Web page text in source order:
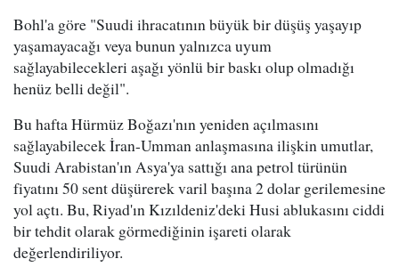
Bohl'a göre "Suudi ihracatının büyük bir düşüş yaşayıp
yaşamayacağı veya bunun yalnızca uyum
sağlayabilecekleri aşağı yönlü bir baskı olup olmadığı
henüz belli değil".
Bu hafta Hürmüz Boğazı'nın yeniden açılmasını
sağlayabilecek İran-Umman anlaşmasına ilişkin umutlar,
Suudi Arabistan'ın Asya'ya sattığı ana petrol türünün
fiyatını 50 sent düşürerek varil başına 2 dolar gerilemesine
yol açtı. Bu, Riyad'ın Kızıldeniz'deki Husi ablukasını ciddi
bir tehdit olarak görmediğinin işareti olarak
değerlendiriliyor.